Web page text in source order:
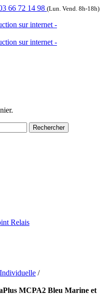
66 72 14 98 (Lun. Vend. 8h-18h)
Rechercher
Relais
/
MCPA2 Bleu Marine et